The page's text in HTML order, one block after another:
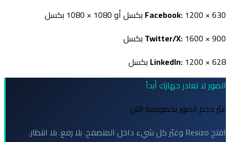
Facebook:1200 × 630 بكسل أو 1080 × 1080 بكسل
Twitter/X:1600 × 900 بكسل
LinkedIn:1200 × 628 بكسل
الصور لا تغادر جهازك أبداً
غيّر حجم الصور بخصوصية الآن
افتح Resizo وغيّر كل شيء داخل المتصفح. بلا رفع. بلا انتظار.